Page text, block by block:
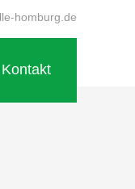
homburg.de
Kontakt